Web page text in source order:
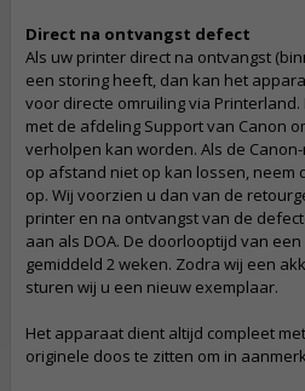
Direct na ontvangst defect
Als uw printer direct na ontvangst
een storing heeft, dan kan het
voor directe omruiling via
met de afdeling Support van Canon
verholpen kan worden. Als de
op afstand niet op kan lossen, neem
op. Wij voorzien u dan van de
printer en na ontvangst van de
aan als DOA. De doorlooptijd van
gemiddeld 2 weken. Zodra wij een
sturen wij u een nieuw exemplaar.
Het apparaat dient altijd compleet
originele doos te zitten om in